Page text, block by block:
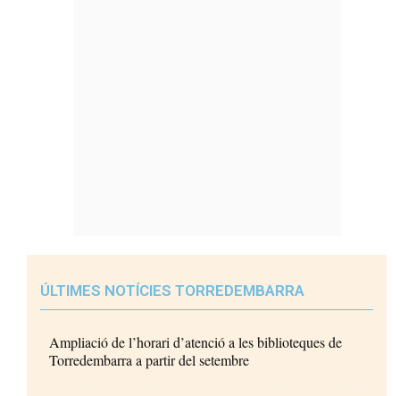
ÚLTIMES NOTÍCIES TORREDEMBARRA
Ampliació de l’horari d’atenció a les biblioteques de
Torredembarra a partir del setembre